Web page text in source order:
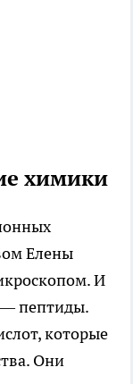
химики
Елены
И
пептиды.
которые
Они